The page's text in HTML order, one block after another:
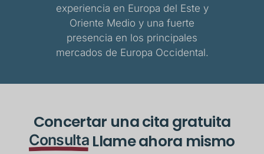
experiencia en Europa del Este y
Oriente Medio y una fuerte
presencia en los principales
mercados de Europa Occidental.
Concertar una cita gratuita
ConsultaLlame ahora mismo